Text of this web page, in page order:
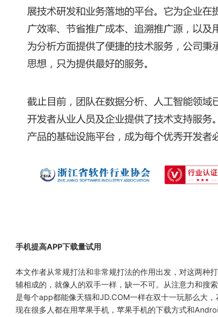
手机提高APP下载量试用
本文作者从常规打法和非常规打法的作用出发，对这两种
辅相成的，就像人的双手一样，缺一不可。从注意力和搜
是每个app都能像天猫和JD.COM一样在双十一玩那么大
现在很多人都在用苹果手机，苹果手机的下载方式和